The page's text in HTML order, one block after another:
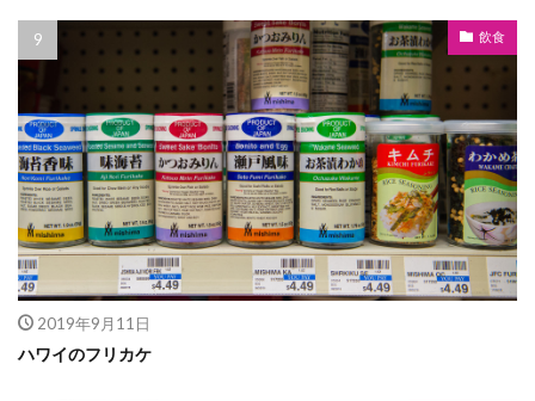
飲食
2019年9月11日
ハワイのフリカケ